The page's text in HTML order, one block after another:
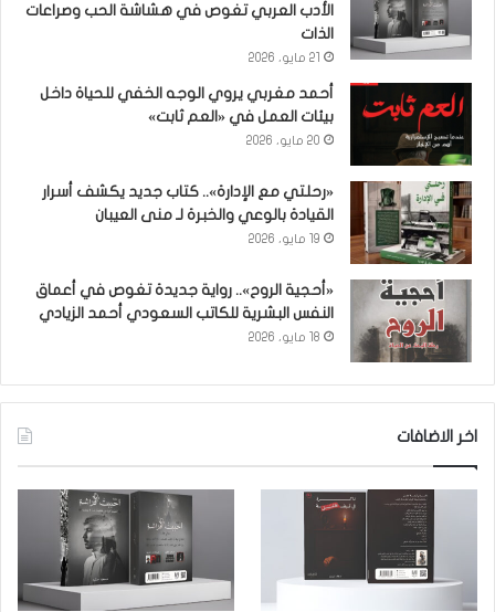
الأدب العربي تغوص في هشاشة الحب وصراعات
الذات
21 مايو، 2026
أحمد مغربي يروي الوجه الخفي للحياة داخل
بيئات العمل في «العم ثابت»
20 مايو، 2026
«رحلتي مع الإدارة».. كتاب جديد يكشف أسرار
القيادة بالوعي والخبرة لـ منى العيبان
19 مايو، 2026
«أحجية الروح».. رواية جديدة تغوص في أعماق
النفس البشرية للكاتب السعودي أحمد الزيادي
18 مايو، 2026
اخر الاضافات